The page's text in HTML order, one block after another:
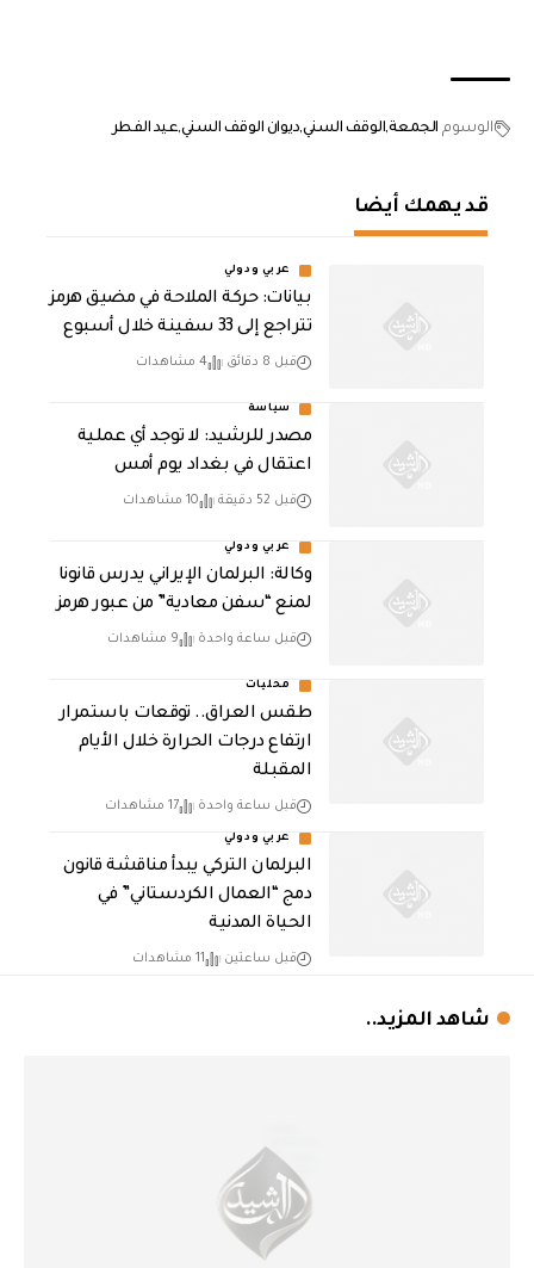
الوسوم الجمعةالوقف السنيديوان الوقف السنيعيد الفطر
قد يهمك أيضا
عربي ودولي
بيانات: حركة الملاحة في مضيق هرمز
تتراجع إلى 33 سفينة خلال أسبوع
قبل 8 دقائق 4 مشاهدات
سياسة
مصدر للرشيد: لا توجد أي عملية
اعتقال في بغداد يوم أمس
قبل 52 دقيقة 10 مشاهدات
عربي ودولي
وكالة: البرلمان الإيراني يدرس قانونا
لمنع “سفن معادية” من عبور هرمز
قبل ساعة واحدة 9 مشاهدات
محليات
طقس العراق.. توقعات باستمرار
ارتفاع درجات الحرارة خلال الأيام
المقبلة
قبل ساعة واحدة 17 مشاهدات
عربي ودولي
البرلمان التركي يبدأ مناقشة قانون
دمج “العمال الكردستاني” في
الحياة المدنية
قبل ساعتين 11 مشاهدات
شاهد المزيد..